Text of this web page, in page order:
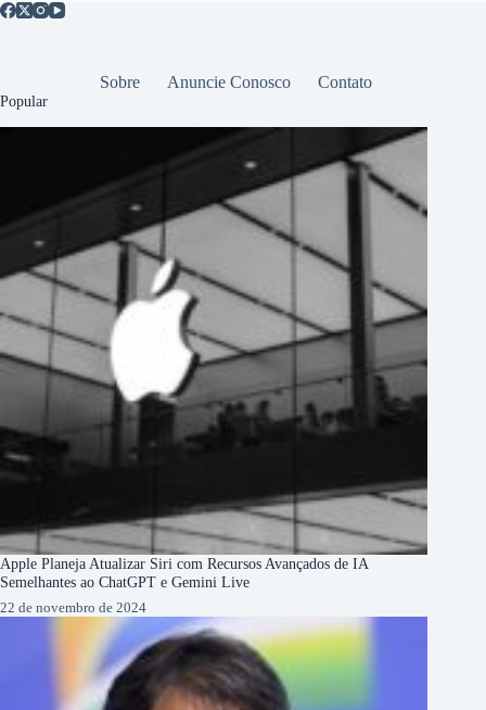
Sobre Anuncie Conosco Contato
Popular
Apple Planeja Atualizar Siri com Recursos Avançados de IA
Semelhantes ao ChatGPT e Gemini Live
22 de novembro de 2024